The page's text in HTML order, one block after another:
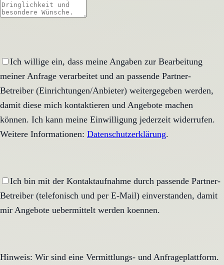
Ich willige ein, dass meine Angaben zur Bearbeitung
meiner Anfrage verarbeitet und an passende Partner-
Betreiber (Einrichtungen/Anbieter) weitergegeben werden,
damit diese mich kontaktieren und Angebote machen
können. Ich kann meine Einwilligung jederzeit widerrufen.
Weitere Informationen: Datenschutzerklärung.
Ich bin mit der Kontaktaufnahme durch passende Partner-
Betreiber (telefonisch und per E-Mail) einverstanden, damit
mir Angebote uebermittelt werden koennen.
Hinweis: Wir sind eine Vermittlungs- und Anfrageplattform.